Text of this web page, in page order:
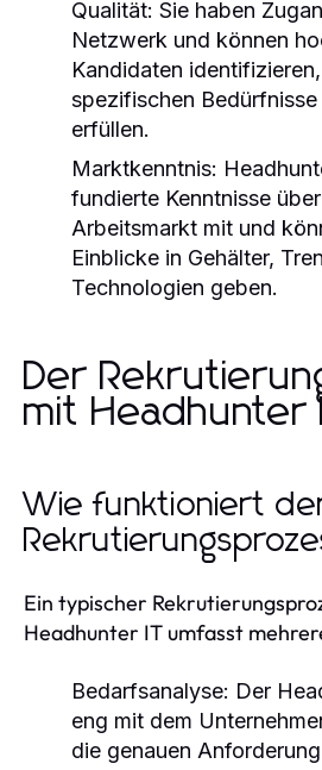
Qualität: Sie haben
Netzwerk und können
Kandidaten
spezifischen
erfüllen.
Marktkenntnis:
fundierte Kenntnisse
Arbeitsmarkt mit und
Einblicke in Gehälter,
Technologien geben.
Der
mit Headhunter
Wie funktioniert
Ein typischer
Headhunter IT umfasst
Bedarfsanalyse: Der
eng mit dem
die genauen